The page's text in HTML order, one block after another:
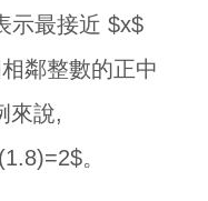
示最接近 $x$
鄰整數的正中
來說,
。